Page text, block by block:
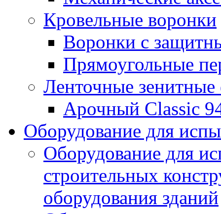
Кровельные воронки
Воронки с
Прямоугольные
Ленточные
Арочный Classic
Оборудование для
Оборудование для
строительных
оборудования зданий